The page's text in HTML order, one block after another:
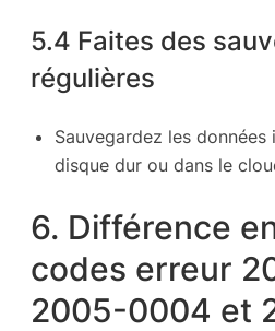
5.4 Faites des
régulières
Sauvegardez les
disque dur ou dans le
6. Différence
codes erreur
2005-0004 et